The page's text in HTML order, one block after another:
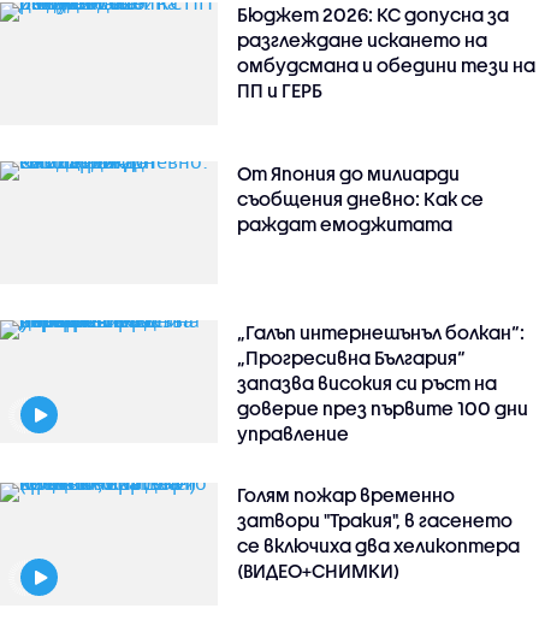
Бюджет 2026: КС допусна за
разглеждане искането на
омбудсмана и обедини тези на
ПП и ГЕРБ
От Япония до милиарди
съобщения дневно: Как се
раждат емоджитата
„Галъп интернешънъл болкан“:
„Прогресивна България“
запазва високия си ръст на
доверие през първите 100 дни
управление
Голям пожар временно
затвори "Тракия", в гасенето
се включиха два хеликоптера
(ВИДЕО+СНИМКИ)